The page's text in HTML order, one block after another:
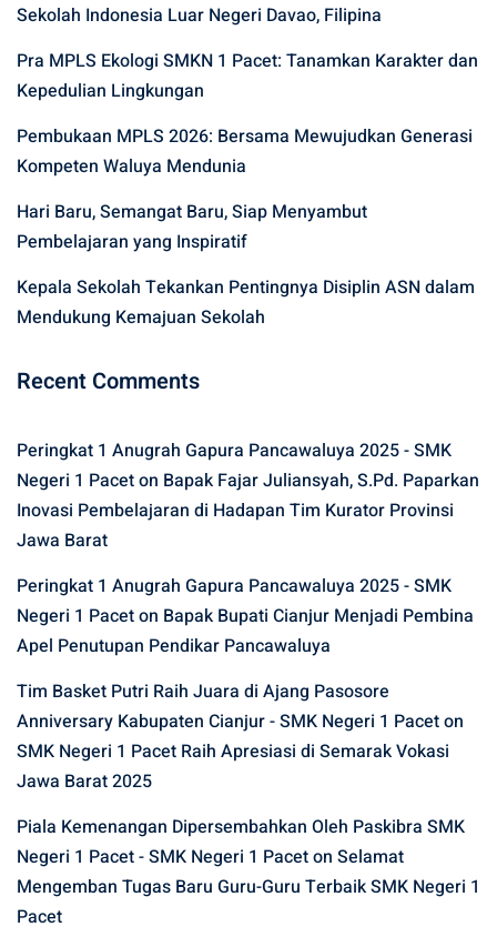
Sekolah Indonesia Luar Negeri Davao, Filipina
Pra MPLS Ekologi SMKN 1 Pacet: Tanamkan Karakter dan
Kepedulian Lingkungan
Pembukaan MPLS 2026: Bersama Mewujudkan Generasi
Kompeten Waluya Mendunia
Hari Baru, Semangat Baru, Siap Menyambut
Pembelajaran yang Inspiratif
Kepala Sekolah Tekankan Pentingnya Disiplin ASN dalam
Mendukung Kemajuan Sekolah
Recent Comments
Peringkat 1 Anugrah Gapura Pancawaluya 2025 - SMK
Negeri 1 Paceton Bapak Fajar Juliansyah, S.Pd. Paparkan
Inovasi Pembelajaran di Hadapan Tim Kurator Provinsi
Jawa Barat
Peringkat 1 Anugrah Gapura Pancawaluya 2025 - SMK
Negeri 1 Paceton Bapak Bupati Cianjur Menjadi Pembina
Apel Penutupan Pendikar Pancawaluya
Tim Basket Putri Raih Juara di Ajang Pasosore
Anniversary Kabupaten Cianjur - SMK Negeri 1 Paceton
SMK Negeri 1 Pacet Raih Apresiasi di Semarak Vokasi
Jawa Barat 2025
Piala Kemenangan Dipersembahkan Oleh Paskibra SMK
Negeri 1 Pacet - SMK Negeri 1 Paceton Selamat
Mengemban Tugas Baru Guru-Guru Terbaik SMK Negeri 1
Pacet